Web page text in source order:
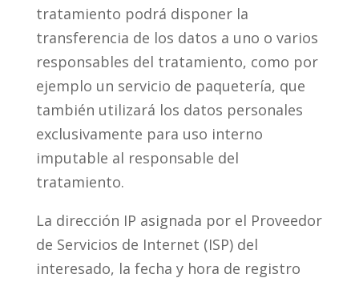
tratamiento podrá disponer la
transferencia de los datos a uno o varios
responsables del tratamiento, como por
ejemplo un servicio de paquetería, que
también utilizará los datos personales
exclusivamente para uso interno
imputable al responsable del
tratamiento.
La dirección IP asignada por el Proveedor
de Servicios de Internet (ISP) del
interesado, la fecha y hora de registro